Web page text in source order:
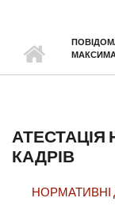
АТЕСТАЦІЯ
КАДРІВ